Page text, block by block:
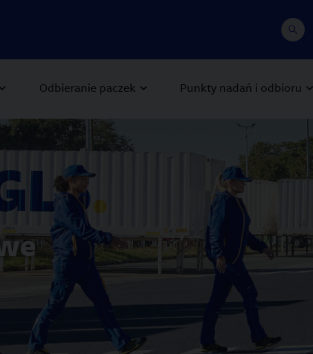
Odbieranie paczek Punkty nadań i odbioru
and Next buttons to navigate.